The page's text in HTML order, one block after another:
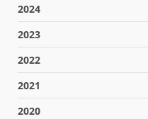
2024
2023
2022
2021
2020